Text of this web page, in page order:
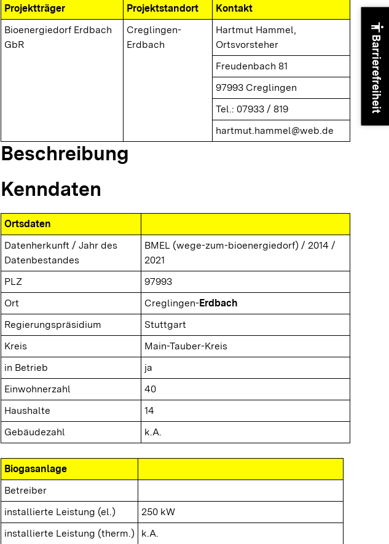
Projektträger Projektstandort
Kontakt
Bioenergiedorf Erdbach
GbR
Creglingen-
Erdbach
Hartmut Hammel,
Ortsvorsteher
Freudenbach 81
97993 Creglingen
Tel.: 07933 / 819
hartmut.hammel@web.de
Beschreibung
Kenndaten
Ortsdaten
Datenherkunft / Jahr des
Datenbestandes
BMEL (wege-zum-bioenergiedorf) / 2014 /
2021
PLZ
97993
Ort
Creglingen-Erdbach
Regierungspräsidium
Stuttgart
Kreis
Main-Tauber-Kreis
in Betrieb
ja
Einwohnerzahl
40
Haushalte
14
Gebäudezahl
k.A.
Biogasanlage
Betreiber
installierte Leistung (el.)
250 kW
installierte Leistung (therm.)
k.A.
accessibility
Barrierefreiheit